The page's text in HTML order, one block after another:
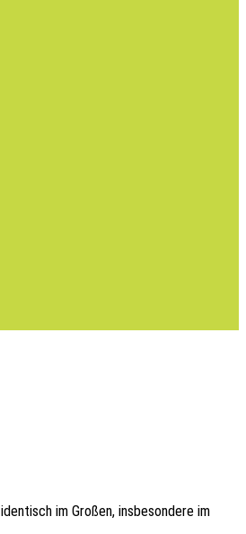
im Großen, insbe­son­de­re im